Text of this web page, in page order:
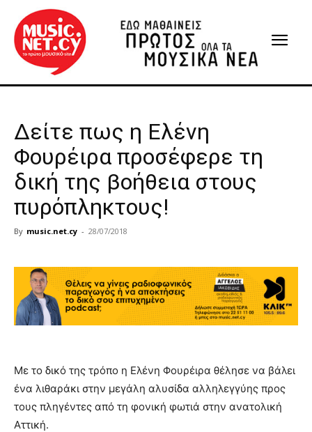
Δείτε πως η Ελένη
Φουρέιρα προσέφερε τη
δική της βοήθεια στους
πυρόπληκτους!
By music.net.cy - 28/07/2018
Με το δικό της τρόπο η Ελένη Φουρέιρα θέλησε να βάλει
ένα λιθαράκι στην μεγάλη αλυσίδα αλληλεγγύης προς
τους πληγέντες από τη φονική φωτιά στην ανατολική
Αττική.